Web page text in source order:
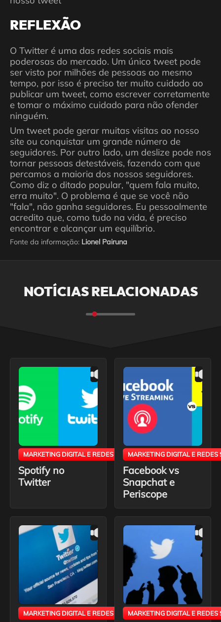
REFLEXÃO
O Twitter é uma das redes sociais mais
poderosas do mercado. Um único tweet pode
ser visto por milhões de pessoas ao mesmo
tempo, por isso é preciso ter muito cuidado ao
publicar um tweet, como escrever corretamente
e tomar o máximo cuidado para não ofender
ninguém.
Um tweet pode gerar muitas visitas ao nosso
site ou conquistar um grande número de
seguidores. Por outro lado, um deslize pode nos
tornar pessoas detestáveis, fazendo com que
percamos a maioria dos nossos seguidores.
Como diz o ditado popular, "quem fala muito,
erra muito". O problema é que se você não
"fala", não ganha seguidores. Eu pessoalmente
acredito que, como tudo na vida, é preciso
encontrar e alcançar um equilíbrio.
Fonte da informação: Lionel Pairuna
NOTÍCIAS RELACIONADAS
MARKETING DIGITAL E REDES SOCIAIS
Spotify no
Twitter
MARKETING DIGITAL E REDES
Facebook vs
Snapchat e
Periscope
MARKETING DIGITAL E REDES SOCIAISMARKETING DIGITAL E REDES